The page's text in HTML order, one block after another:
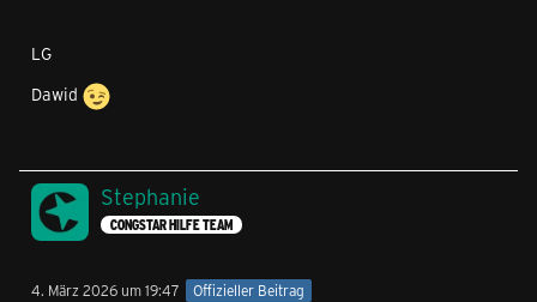
LG
Dawid
Stephanie
CONGSTAR HILFE TEAM
4. März 2026 um 19:47 Offizieller Beitrag